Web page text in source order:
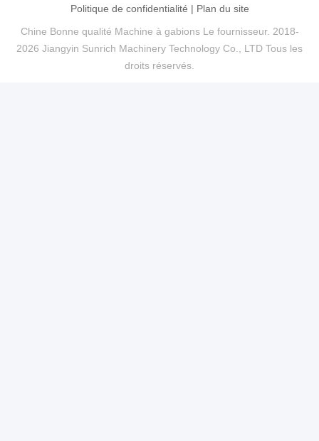
Politique de confidentialité | Plan du site
Chine Bonne qualité Machine à gabions Le fournisseur. 2018-
2026 Jiangyin Sunrich Machinery Technology Co., LTD Tous les
droits réservés.